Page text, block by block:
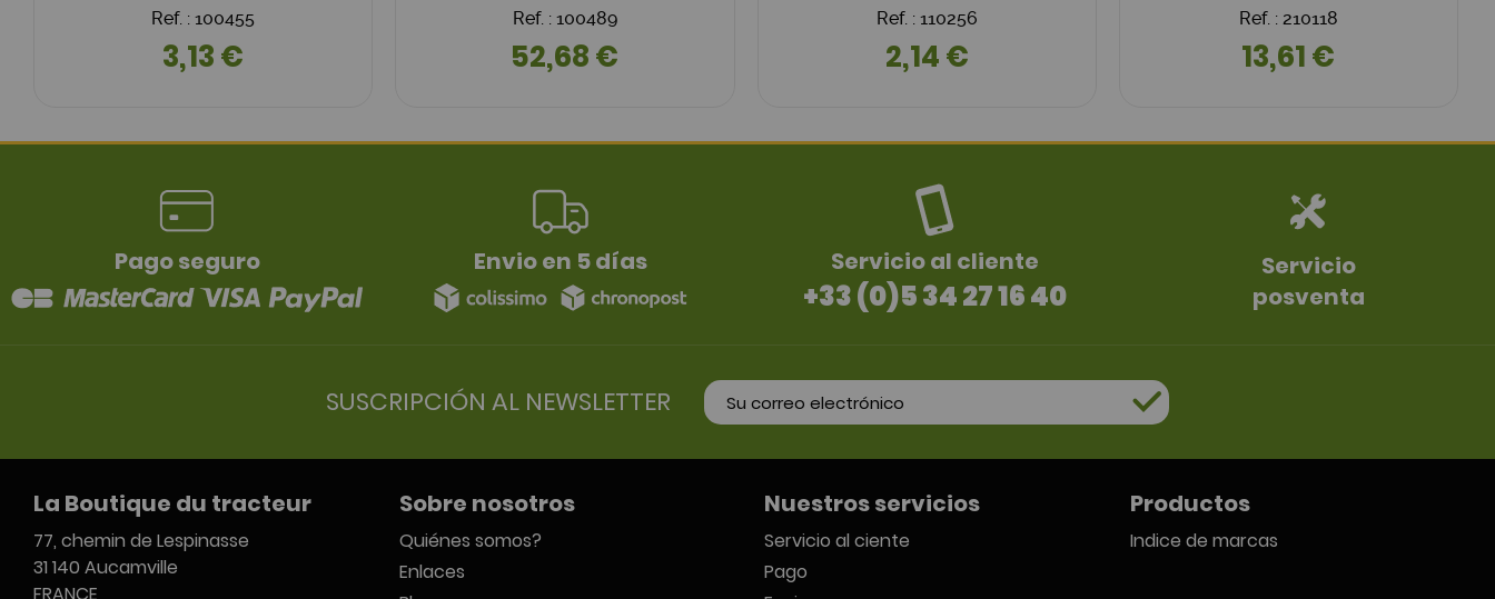
Ref. : 100455
3,13 €
Ref. : 100489
52,68 €
Ref. : 110256
2,14 €
Ref. : 210118
13,61 €
Pago seguro Envio en 5 días Servicio al cliente
+33 (0)5 34 27 16 40
Servicio
posventa
SUSCRIPCIÓN AL NEWSLETTER
La Boutique du tracteur
77, chemin de Lespinasse
31 140 Aucamville
Sobre nosotros
Quiénes somos?
Enlaces
Nuestros servicios
Servicio al ciente
Pago
Productos
Indice de marcas